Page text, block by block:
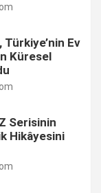
Türkiye’nin Ev
Küresel
Serisinin
Hikâyesini